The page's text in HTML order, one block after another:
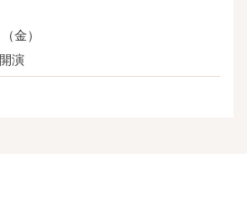
（金）
開演